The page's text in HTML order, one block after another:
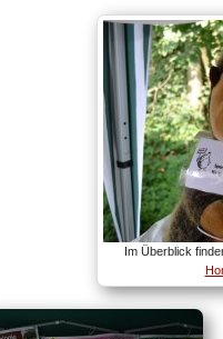
Im Überblick